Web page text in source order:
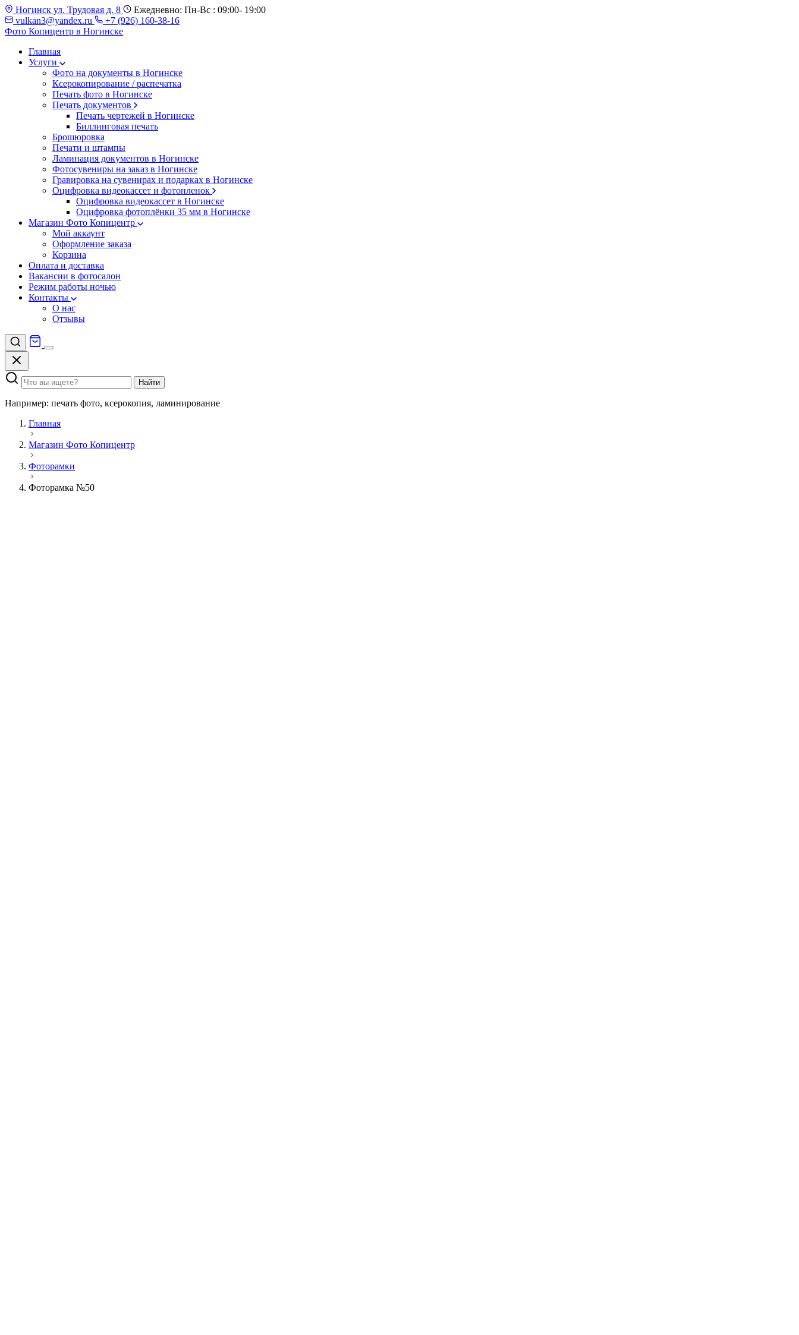
Ногинск ул. Трудовая д. 8
Ежедневно: Пн-Вс : 09:00- 19:00
vulkan3@yandex.ru
+7 (926) 160-38-16
Фото Копицентр в Ногинске
Главная
Услуги
Фото на документы в Ногинске
Ксерокопирование / распечатка
Печать фото в Ногинске
Печать документов
Печать чертежей в Ногинске
Биллинговая печать
Брошюровка
Печати и штампы
Ламинация документов в Ногинске
Фотосувениры на заказ в Ногинске
Гравировка на сувенирах и подарках в Ногинске
Оцифровка видеокассет и фотопленок
Оцифровка видеокассет в Ногинске
Оцифровка фотоплёнки 35 мм в Ногинске
Магазин Фото Копицентр
Мой аккаунт
Оформление заказа
Корзина
Оплата и доставка
Вакансии в фотосалон
Режим работы ночью
Контакты
О нас
Отзывы
Найти
Например: печать фото, ксерокопия, ламинирование
Главная
Магазин Фото Копицентр
Фоторамки
Фоторамка №50